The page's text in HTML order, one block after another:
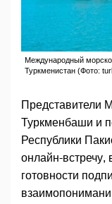
Международный
Туркменистан (Фото:
Представители
Туркменбаши и
Республики
онлайн-встречу,
готовности